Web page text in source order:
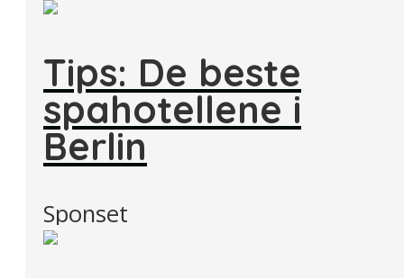
Tips: De beste
spahotellene i
Berlin
Sponset